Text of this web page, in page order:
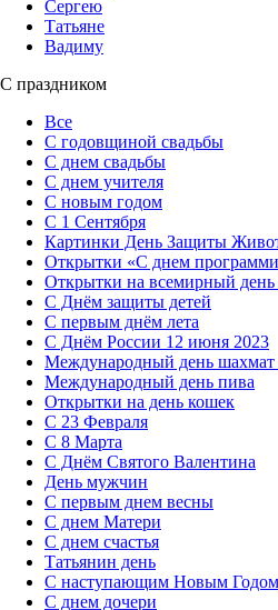
Сергею
Татьяне
Вадиму
С праздником
Все
С годовщиной свадьбы
С днем свадьбы
С днем учителя
С новым годом
С 1 Сентября
Картинки День Защиты
Открытки «‎С днем
Открытки на всемирный
С Днём защиты детей
С первым днём лета
С Днём России 12 июня 2023
Международный день шахмат
Международный день пива
Открытки на день кошек
С 23 Февраля
С 8 Марта
С Днём Святого Валентина
День мужчин
С первым днем весны
С днем Матери
C днем счастья
Татьянин день
C наступающим Новым Годом
C днем дочери